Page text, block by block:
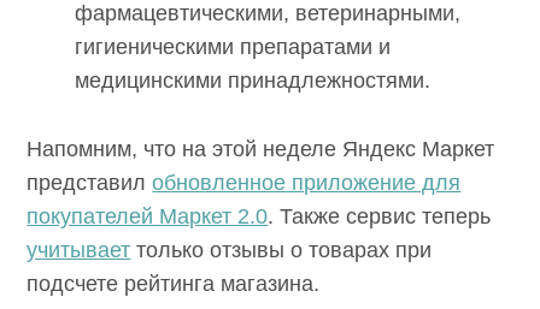
фармацевтическими, ветеринарными,
гигиеническими препаратами и
медицинскими принадлежностями.
Напомним, что на этой неделе Яндекс Маркет
представилобновленное приложение для
покупателей Маркет 2.0. Также сервис теперь
учитывает только отзывы о товарах при
подсчете рейтинга магазина.